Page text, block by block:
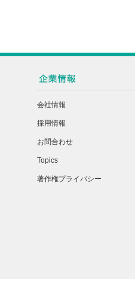
会社情報
採用情報
お問合わせ
Topics
著作権プライバシー